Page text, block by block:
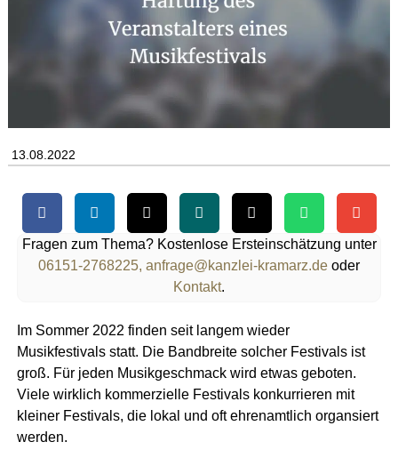
13.08.2022
Fragen zum Thema? Kostenlose Ersteinschätzung unter
06151-2768225, anfrage@kanzlei-kramarz.de oder
Kontakt.
Im Sommer 2022 finden seit langem wieder
Musikfestivals statt. Die Bandbreite solcher Festivals ist
groß. Für jeden Musikgeschmack wird etwas geboten.
Viele wirklich kommerzielle Festivals konkurrieren mit
kleiner Festivals, die lokal und oft ehrenamtlich organsiert
werden.